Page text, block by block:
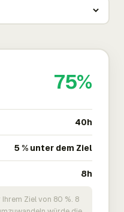
75%
40h
5 % unter dem Ziel
8h
Ziel von 80 %. 8